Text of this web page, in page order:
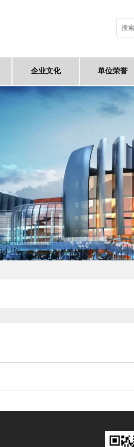
企业文化 单位荣誉